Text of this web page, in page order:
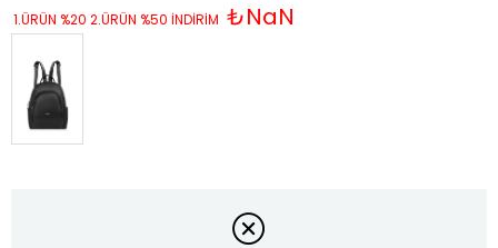
1.ÜRÜN %20 2.ÜRÜN %50 İNDİRİM ₺NaN